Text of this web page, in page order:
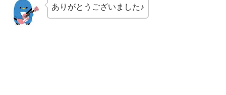
ありがとうございました♪